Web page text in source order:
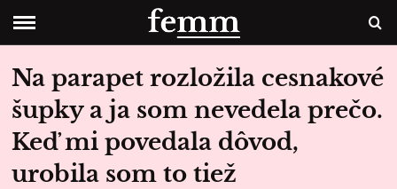
Na parapet rozložila cesnakové
šupky a ja som nevedela prečo.
Keď mi povedala dôvod,
urobila som to tiež